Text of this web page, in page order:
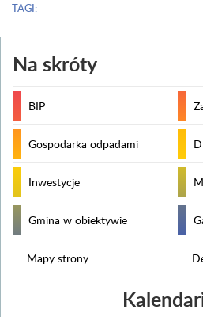
TAGI:
Na skróty
BIP
Gospodarka odpadami
Inwestycje
Gmina w obiektywie
Mapy strony